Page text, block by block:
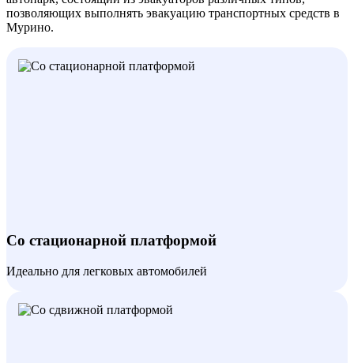
позволяющих выполнять эвакуацию транспортных средств в
Мурино.
Со стационарной платформой
Идеально для легковых автомобилей